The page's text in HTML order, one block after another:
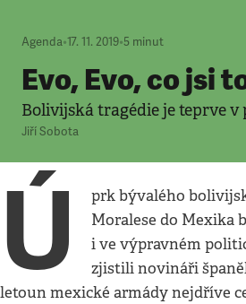
Agenda•17. 11. 2019•5 minut
Evo, Evo, co jsi
Bolivijská tragédie je teprve
Jiří Sobota
Ú
prk bývalého
Moralese do Mexika
i ve výpravném
zjistili novináři
letoun mexické armády nejdříve